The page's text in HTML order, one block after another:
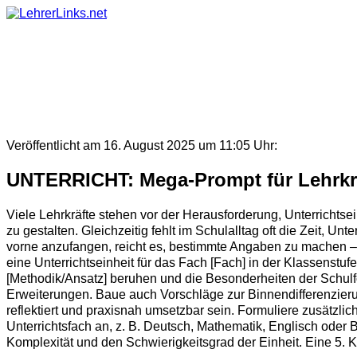
Skip
Veröffentlicht am 16. August 2025 um 11:05 Uhr:
UNTERRICHT: Mega-Prompt für
Viele Lehrkräfte stehen vor der Herausforderung,
zu gestalten. Gleichzeitig fehlt im Schulalltag oft die Zeit,
vorne anzufangen, reicht es, bestimmte Angaben zu machen
eine Unterrichtseinheit für das Fach [Fach] in der
[Methodik/Ansatz] beruhen und die Besonderheiten der
Erweiterungen. Baue auch Vorschläge zur
reflektiert und praxisnah umsetzbar sein. Formuliere
Unterrichtsfach an, z. B. Deutsch, Mathematik, Englisch
Komplexität und den Schwierigkeitsgrad der Einheit. Eine 5.